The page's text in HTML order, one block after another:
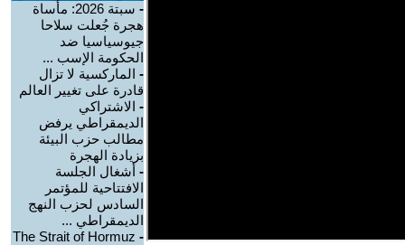
-
سبتة 2026: مأساة
هجرة جُعلت سلاحا
جيوسياسيا ضد
الحكومة الإسب ...
- الماركسية لا تزال
قادرة على تغيير العالم
- الاشتراكي
الديمقراطي يرفض
مطالب حزب البيئة
بزيادة الهجرة
- أشغال الجلسة
الافتتاحية للمؤتمر
السادس لحزب النهج
الديمقراطي ...
-
The Strait of Hormuz